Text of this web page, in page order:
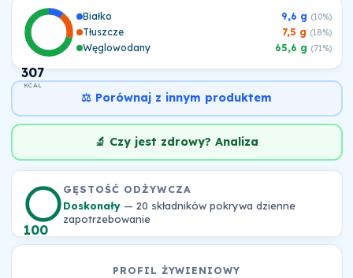
307
KCAL
Białko 9,6 g (10%)
Tłuszcze 7,5 g (18%)
Węglowodany 65,6 g (71%)
⚖️ Porównaj z innym produktem
🔬 Czy jest zdrowy? Analiza
100
GĘSTOŚĆ ODŻYWCZA
Doskonały— 20 składników pokrywa dzienne
zapotrzebowanie
PROFIL ŻYWIENIOWY